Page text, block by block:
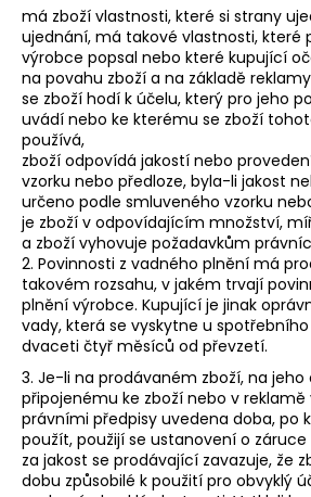
má zboží vlastnosti, které si strany
ujednání, má takové vlastnosti, které
výrobce popsal nebo které kupující
na povahu zboží a na základě
se zboží hodí k účelu, který pro jeho
uvádí nebo ke kterému se zboží
používá,
zboží odpovídá jakostí nebo
vzorku nebo předloze, byla-li jakost
určeno podle smluveného vzorku
je zboží v odpovídajícím množství,
a zboží vyhovuje požadavkům
2. Povinnosti z vadného plnění má
takovém rozsahu, v jakém trvají
plnění výrobce. Kupující je jinak
vady, která se vyskytne u
dvaceti čtyř měsíců od převzetí.
3. Je-li na prodávaném zboží, na jeho
připojenému ke zboží nebo v reklamě
právními předpisy uvedena doba, po
použít, použijí se ustanovení o záruce
za jakost se prodávající zavazuje, že
dobu způsobilé k použití pro obvyklý